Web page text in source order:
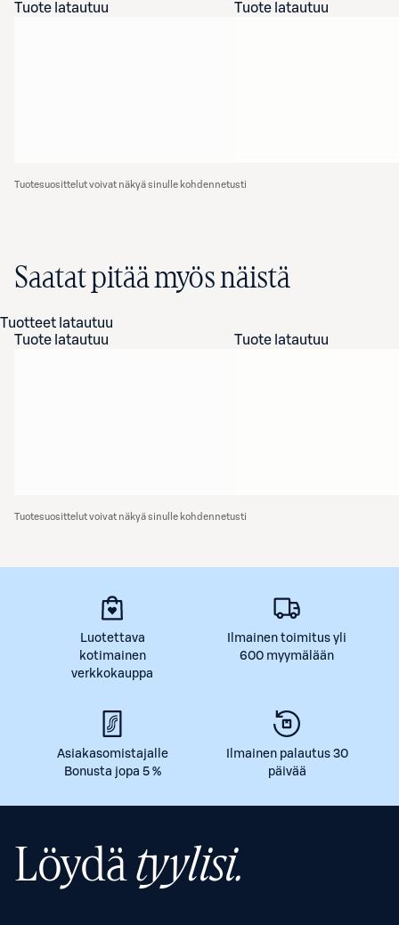
Tuote latautuu Tuote latautuu
Tuotesuosittelut voivat näkyä sinulle kohdennetusti
Saatat pitää myös näistä
Tuotteet latautuu
Tuote latautuu
Tuote latautuu
Tuotesuosittelut voivat näkyä sinulle kohdennetusti
Luotettava
kotimainen
verkkokauppa
Ilmainen toimitus yli
600 myymälään
Asiakasomistajalle
Bonusta jopa 5 %
Ilmainen palautus 30
päivää
Löydätyylisi.